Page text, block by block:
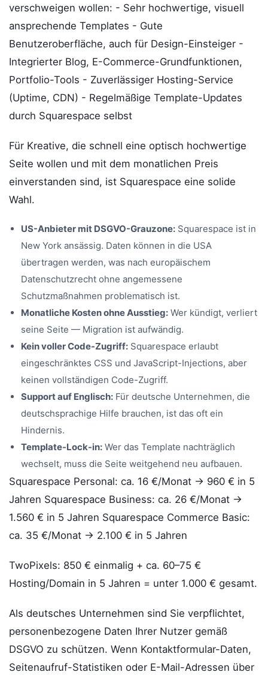
verschweigen wollen: - Sehr hochwertige, visuell
ansprechende Templates - Gute
Benutzeroberfläche, auch für Design-Einsteiger -
Integrierter Blog, E-Commerce-Grundfunktionen,
Portfolio-Tools - Zuverlässiger Hosting-Service
(Uptime, CDN) - Regelmäßige Template-Updates
durch Squarespace selbst
Für Kreative, die schnell eine optisch hochwertige
Seite wollen und mit dem monatlichen Preis
einverstanden sind, ist Squarespace eine solide
Wahl.
US-Anbieter mit DSGVO-Grauzone: Squarespace ist in
New York ansässig. Daten können in die USA
übertragen werden, was nach europäischem
Datenschutzrecht ohne angemessene
Schutzmaßnahmen problematisch ist.
Monatliche Kosten ohne Ausstieg: Wer kündigt, verliert
seine Seite — Migration ist aufwändig.
Kein voller Code-Zugriff: Squarespace erlaubt
eingeschränktes CSS und JavaScript-Injections, aber
keinen vollständigen Code-Zugriff.
Support auf Englisch: Für deutsche Unternehmen, die
deutschsprachige Hilfe brauchen, ist das oft ein
Hindernis.
Template-Lock-in: Wer das Template nachträglich
wechselt, muss die Seite weitgehend neu aufbauen.
Squarespace Personal: ca. 16 €/Monat → 960 € in 5
Jahren Squarespace Business: ca. 26 €/Monat →
1.560 € in 5 Jahren Squarespace Commerce Basic:
ca. 35 €/Monat → 2.100 € in 5 Jahren
TwoPixels: 850 € einmalig + ca. 60–75 €
Hosting/Domain in 5 Jahren = unter 1.000 € gesamt.
Als deutsches Unternehmen sind Sie verpflichtet,
personenbezogene Daten Ihrer Nutzer gemäß
DSGVO zu schützen. Wenn Kontaktformular-Daten,
Seitenaufruf-Statistiken oder E-Mail-Adressen über